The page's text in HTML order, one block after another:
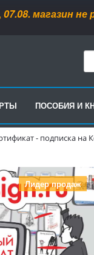
.магазин не
ПОСОБИЯ И
- подписка на
Лидер продаж